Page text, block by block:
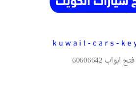
ابواب 60606642